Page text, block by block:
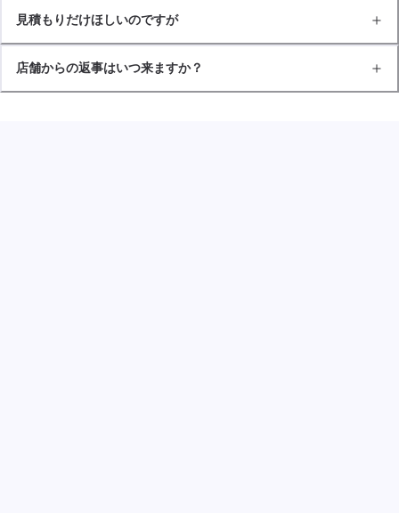
見積もりだけほしいのですが
店舗からの返事はいつ来ますか？